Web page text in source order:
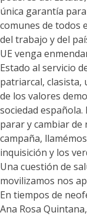
única garantía
comunes de todos
del trabajo y del
UE venga
Estado al servicio
patriarcal,
de los valores
sociedad
parar y cambiar de
campaña,
inquisición y los
Una cuestión de
movilizamos nos
En tiempos de
Ana Rosa